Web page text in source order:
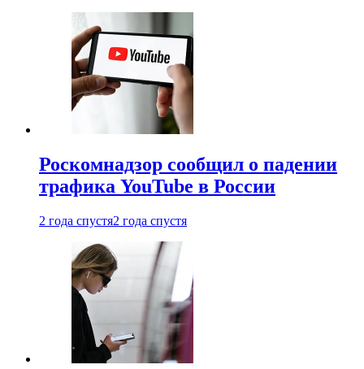
Роскомнадзор сообщил о падении
трафика YouTube в России
2 года спустя2 года спустя